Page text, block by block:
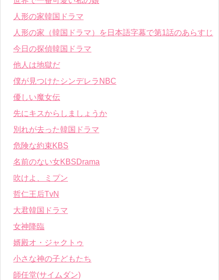
人形の家韓国ドラマ
人形の家（韓国ドラマ）を日本語字幕で第1話のあらすじ
今日の探偵韓国ドラマ
他人は地獄だ
僕が見つけたシンデレラNBC
優しい魔女伝
先にキスからしましょうか
別れが去った韓国ドラマ
危険な約束KBS
名前のない女KBSDrama
吹けよ、ミプン
哲仁王后TvN
大君韓国ドラマ
女神降臨
婿殿オ・ジャクトゥ
小さな神の子どもたち
師任堂(サイムダン)